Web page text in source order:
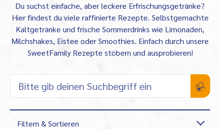
Du suchst einfache, aber leckere Erfrischungsgetränke?
Hier findest du viele raffinierte Rezepte. Selbstgemachte
Kaltgetränke und frische Sommerdrinks wie Limonaden,
Milchshakes, Eistee oder Smoothies. Einfach durch unsere
SweetFamily Rezepte stöbern und ausprobieren!
Filtern & Sortieren